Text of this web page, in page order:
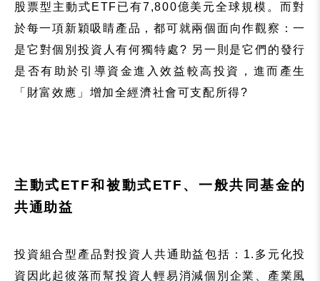
股票型主動式 ETF已有7,800億美元全球規模。而對
於每一項新穎吸睛產品，都可就兩個面向作觀察：一
是它對個別投資人有何獨特處? 另一則是它們的發行
是否有助於引導資金進入效益較高投資，進而產生
「財富效應」增加全經濟社會可支配所得?
主動式ETF和被動式ETF 、一般共同基金的
共通助益
投資組合型產品對投資人共通助益包括： 1. 多元化投
資 因此起彼落而幫投資人輕易消減個別企業、產業風